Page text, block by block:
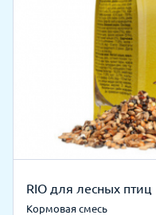
RIO для лесных птиц
Кормовая смесь